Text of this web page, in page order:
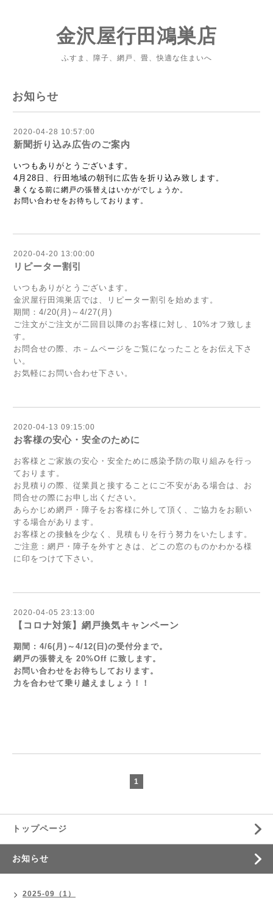
金沢屋行田鴻巣店
ふすま、障子、網戸、畳、快適な住まいへ
お知らせ
2020-04-28 10:57:00
新聞折り込み広告のご案内
いつもありがとうございます。
4月28日、行田地域の朝刊に広告を折り込み致します 。
暑くなる前に網戸の張替えはいかがでしょうか。
お問い合わせをお待ちしております。
2020-04-20 13:00:00
リピーター割引
いつもありがとうございます。
金沢屋行田鴻巣店では、リピーター割引を始めます。
期間：4/20(月)～4/27(月)
ご注文がご注文が二回目以降のお客様に対し、10%オフ致しま
す。
お問合せの際、ホ－ムページをご覧になったことをお伝え下さ
い。
お気軽にお問い合わせ下さい。
2020-04-13 09:15:00
お客様の安心・安全のために
お客様とご家族の安心・安全ために感染予防の取り組みを行っ
ております。
お見積りの際、従業員と接することにご不安がある場合は、お
問合せの際にお申し出ください。
あらかじめ網戸・障子をお客様に外して頂く、ご協力をお願い
する場合があります。
お客様との接触を少なく、見積もりを行う努力をいたします。
ご注意：網戸・障子を外すときは、どこの窓のものかわかる様
に印をつけて下さい。
2020-04-05 23:13:00
【コロナ対策】網戸換気キャンペーン
期間 : 4/6(月)～4/12(日)の受付分まで。
網戸の張替えを 20%Off に致します。
お問い合わせをお待ちしております。
力を合わせて乗り越えましょう！！
1
トップページ
お知らせ
2025-09（1）